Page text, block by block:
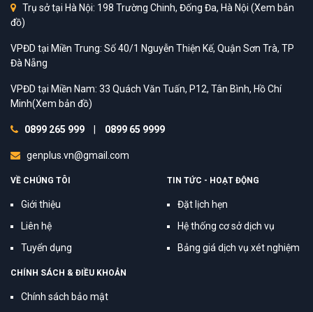
Trụ sở tại Hà Nội: 198 Trường Chinh, Đống Đa, Hà Nội (Xem bản
đồ)
VPĐD tại Miền Trung: Số 40/1 Nguyễn Thiện Kế, Quận Sơn Trà, TP
Đà Nẵng
VPĐD tại Miền Nam: 33 Quách Văn Tuấn, P12, Tân Bình, Hồ Chí
Minh(Xem bản đồ)
0899 265 999 0899 65 9999
genplus.vn@gmail.com
VỀ CHÚNG TÔI
Giới thiệu
Liên hệ
Tuyển dụng
TIN TỨC - HOẠT ĐỘNG
Đặt lịch hẹn
Hệ thống cơ sở dịch vụ
Bảng giá dịch vụ xét nghiệm
CHÍNH SÁCH & ĐIỀU KHOẢN
Chính sách bảo mật